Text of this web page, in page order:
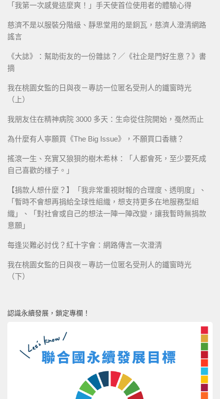
「我第一次感覺這麼爽！」手天使首位使用者的體驗心得
慈濟不是以服裝分階級、靜思堂用的是銅瓦，慈濟人澄清網路
謠言
《大誌》：幫助街友的一份雜誌？／《社企是門好生意？》書
摘
我在桃園女監的日與夜－專訪一位匿名受刑人的鐵窗時光
（上）
我朋友住在精神病院 3000 多天：生命從住院開始，戞然而止
為什麼有人寧願買《The Big Issue》，不願買口香糖？
搖滾一生、充實又狼狽的樹木希林：「人都會死，至少要死成
自己喜歡的樣子。」
【捐款人想什麼？】「我非常重視財報的合理度、透明度」、
「暫時不會想再捐給全球性組織，想支持更多在地服務型組
織」、「對社會或自己的想法一陣一陣改變，讓我暫時無捐款
意願」
每逢災難必討伐？紅十字會：網路傳言一次澄清
我在桃園女監的日與夜－專訪一位匿名受刑人的鐵窗時光
（下）
認識永續發展，鎖定專欄！